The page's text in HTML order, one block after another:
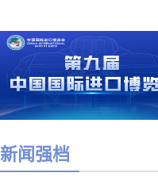
新闻强档